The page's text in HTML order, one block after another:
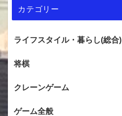
カテゴリー
ライフスタイル・暮らし(総合)
将棋
クレーンゲーム
ゲーム全般